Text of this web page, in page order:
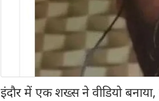
इंदौर में एक शख्‍स ने वीडियो